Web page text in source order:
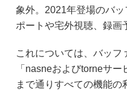
象外。2021年登場のバ
ポートや宅外視聴、録画
これについては、バッ
「nasneおよびtorneサ
まで通りすべての機能の